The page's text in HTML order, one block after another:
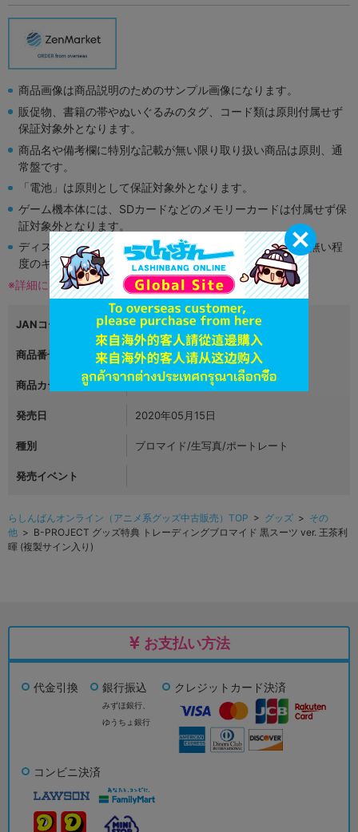
商品画像は商品説明のためのサンプル画像になります。
販促物、書籍の帯やぬいぐるみのタグ、コード類は原則付属せず
保証対象外となります。
商品名や備考欄に特別な記載が無い限り取り扱い商品は原則、通
常盤です。
「電池」は原則として保証対象外となります。
ゲーム機本体には、SDカードなどのメモリーカードは付属せず保
証対象外となります。
ディスク類の読み取り面のキズに関しまして再生に支障が無い程
度のキズがある場合がございます。
※詳細につきましてはコチラ
JANコード 4999999999999
商品番号 L03450111
商品カテゴリ グッズ
発売日 2020年05月15日
種別 ブロマイド/生写真/ポートレート
発売イベント
らしんばんオンライン（アニメ系グッズ中古販売）TOP > グッズ > その
他 > B-PROJECT グッズ特典 トレーディングブロマイド 黒スーツ ver. 王茶利
暉 (複製サイン入り)
お支払い方法
代金引換 銀行振込
みずほ銀行、
ゆうちょ銀行
クレジットカード決済
コンビニ決済